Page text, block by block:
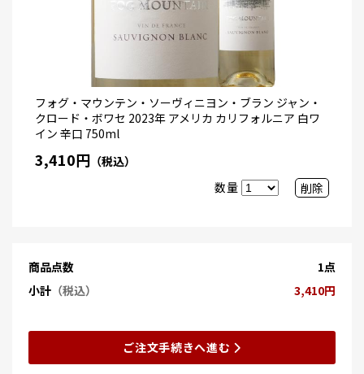
フォグ・マウンテン・ソーヴィニヨン・ブラン ジャン・
クロード・ボワセ 2023年 アメリカ カリフォルニア 白ワ
イン 辛口 750ml
3,410円 （税込）
数量
削除
商品点数
1点
小計 （税込） 3,410円
ご注文手続きへ進む